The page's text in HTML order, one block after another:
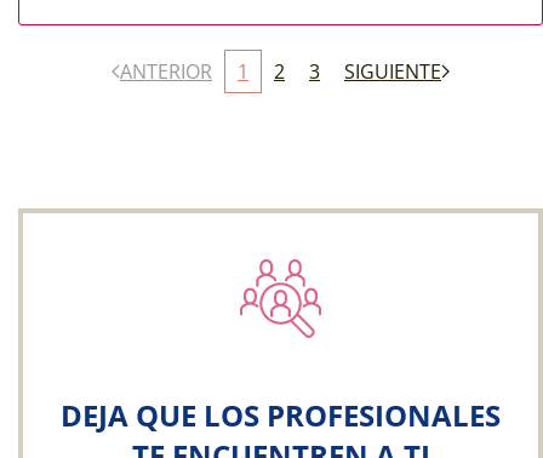
ANTERIOR 1 2 3 SIGUIENTE
DEJA QUE LOS PROFESIONALES